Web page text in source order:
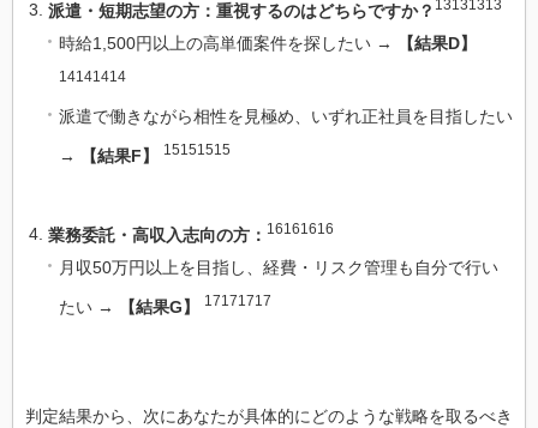
派遣・短期志望の方：重視するのはどちらですか？ 13131313
時給1,500円以上の高単価案件を探したい → 【結果D】
14141414
派遣で働きながら相性を見極め、いずれ正社員を目指したい
→ 【結果F】 15151515
業務委託・高収入志向の方： 16161616
月収50万円以上を目指し、経費・リスク管理も自分で行い
たい → 【結果G】 17171717
判定結果から、次にあなたが具体的にどのような戦略を取るべき